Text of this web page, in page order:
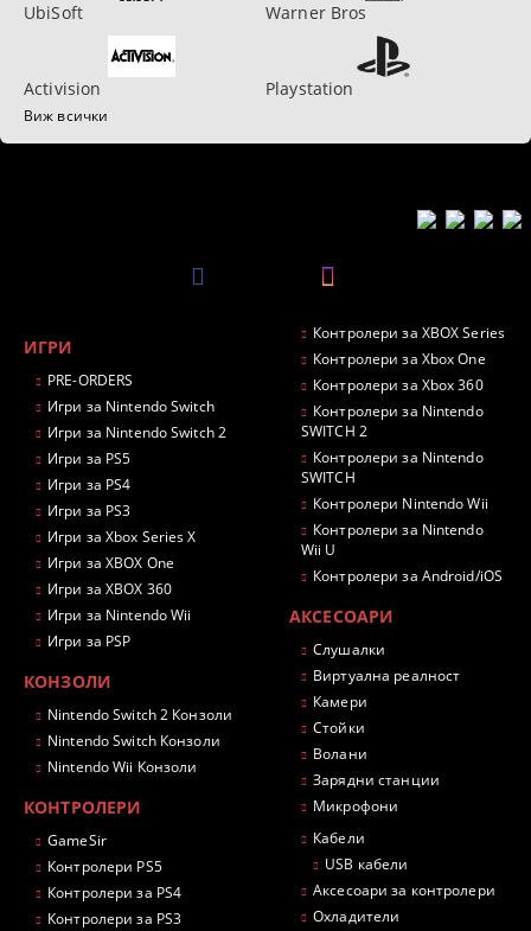
UbiSoft Warner Bros
Activision Playstation
Виж всички
ИГРИ
PRE-ORDERS
Игри за Nintendo Switch
Игри за Nintendo Switch 2
Игри за PS5
Игри за PS4
Игри за PS3
Игри за Xbox Series X
Игри за XBOX One
Игри за XBOX 360
Игри за Nintendo Wii
Игри за PSP
КОНЗОЛИ
Nintendo Switch 2 Конзоли
Nintendo Switch Конзоли
Nintendo Wii Конзоли
КОНТРОЛЕРИ
GameSir
Контролери PS5
Контролери за PS4
Контролери за PS3
Контролери за XBOX Series
Контролери за Xbox One
Контролери за Xbox 360
Контролери за Nintendo
SWITCH 2
Контролери за Nintendo
SWITCH
Контролери Nintendo Wii
Контролери за Nintendo
Wii U
Контролери за Android/iOS
АКСЕСОАРИ
Слушалки
Виртуална реалност
Камери
Стойки
Волани
Зарядни станции
Микрофони
Кабели
USB кабели
Аксесоари за контролери
Охладители